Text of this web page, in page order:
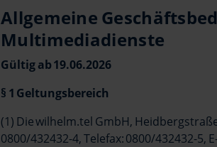
Allgemeine
Multimediadienste
Gültig ab 19.06.2026
§ 1 Geltungsbereich
(1) Die wilhelm.tel GmbH,
0800/432432-4, Telefax: 0800/432432-